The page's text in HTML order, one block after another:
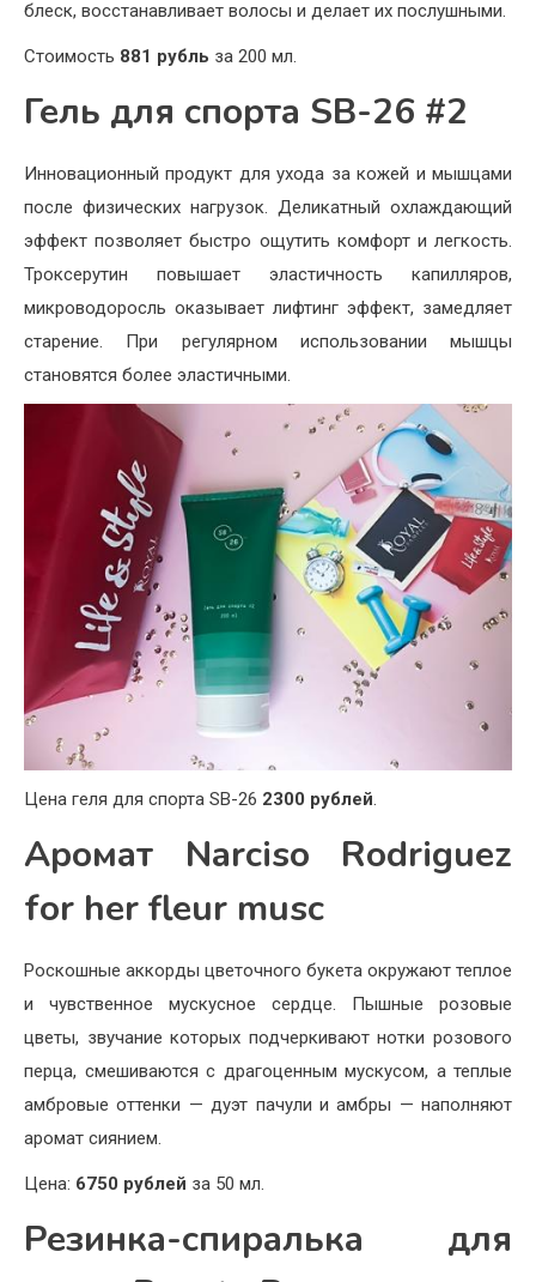
блеск, восстанавливает волосы и делает их послушными.
Стоимость 881 рубль за 200 мл.
Гель для спорта SB-26 #2
Инновационный продукт для ухода за кожей и мышцами
после физических нагрузок. Деликатный охлаждающий
эффект позволяет быстро ощутить комфорт и легкость.
Троксерутин повышает эластичность капилляров,
микроводоросль оказывает лифтинг эффект, замедляет
старение. При регулярном использовании мышцы
становятся более эластичными.
Цена геля для спорта SB-26 2300 рублей.
Аромат Narciso Rodriguez
for her fleur musc
Роскошные аккорды цветочного букета окружают теплое
и чувственное мускусное сердце. Пышные розовые
цветы, звучание которых подчеркивают нотки розового
перца, смешиваются с драгоценным мускусом, а теплые
амбровые оттенки — дуэт пачули и амбры — наполняют
аромат сиянием.
Цена: 6750 рублей за 50 мл.
Резинка-спиралька для